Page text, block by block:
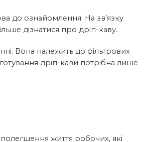
до ознайомлення. На звʼязку
дізнатися про дріп-каву.
Вона належить до фільтрових
дріп-кави потрібна лише
життя робочих, які